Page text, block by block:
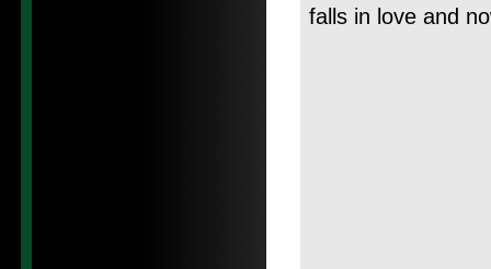
falls in love and